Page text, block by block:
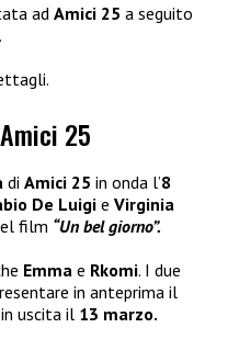
ad Amici 25 a seguito
25
di Amici 25 in onda l’8
De Luigi e Virginia
film “Un bel giorno”.
Emma e Rkomi. I due
in anteprima il
in uscita il 13 marzo.